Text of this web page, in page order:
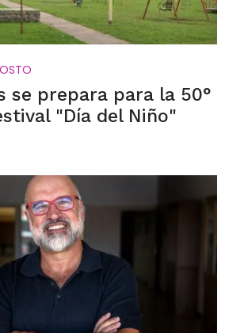
se prepara para la 50°
"Día del Niño"